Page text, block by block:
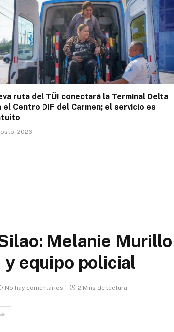
ruta del TÜI conectará la Terminal Delta
el Centro DIF del Carmen; el servicio es
2026
Melanie Murillo
y equipo policial
No hay comentarios 2 Mins de lectura